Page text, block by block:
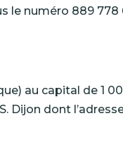
numéro 889 778
au capital de 1
dont